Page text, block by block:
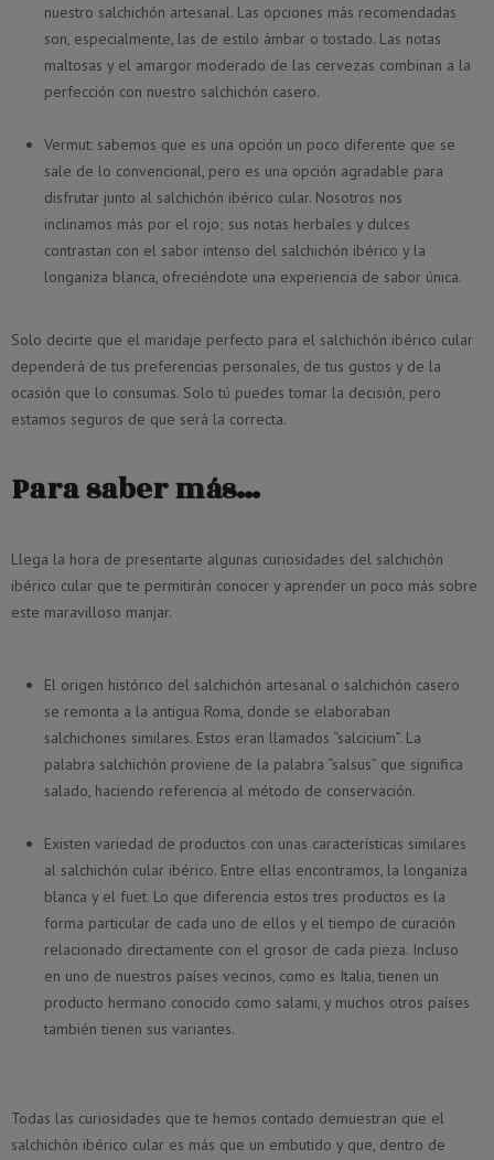
nuestro salchichón artesanal. Las opciones más recomendadas
son, especialmente, las de estilo ámbar o tostado. Las notas
maltosas y el amargor moderado de las cervezas combinan a la
perfección con nuestro salchichón casero.
Vermut: sabemos que es una opción un poco diferente que se
sale de lo convencional, pero es una opción agradable para
disfrutar junto al salchichón ibérico cular. Nosotros nos
inclinamos más por el rojo; sus notas herbales y dulces
contrastan con el sabor intenso del salchichón ibérico y la
longaniza blanca, ofreciéndote una experiencia de sabor única.
Solo decirte que el maridaje perfecto para el salchichón ibérico cular
dependerá de tus preferencias personales, de tus gustos y de la
ocasión que lo consumas. Solo tú puedes tomar la decisión, pero
estamos seguros de que será la correcta.
Para saber más…
Llega la hora de presentarte algunas curiosidades del salchichón
ibérico cular que te permitirán conocer y aprender un poco más sobre
este maravilloso manjar.
El origen histórico del salchichón artesanal o salchichón casero
se remonta a la antigua Roma, donde se elaboraban
salchichones similares. Estos eran llamados “salcicium”. La
palabra salchichón proviene de la palabra “salsus” que significa
salado, haciendo referencia al método de conservación.
Existen variedad de productos con unas características similares
al salchichón cular ibérico. Entre ellas encontramos, la longaniza
blanca y el fuet. Lo que diferencia estos tres productos es la
forma particular de cada uno de ellos y el tiempo de curación
relacionado directamente con el grosor de cada pieza. Incluso
en uno de nuestros países vecinos, como es Italia, tienen un
producto hermano conocido como salami, y muchos otros países
también tienen sus variantes.
Todas las curiosidades que te hemos contado demuestran que el
salchichón ibérico cular es más que un embutido y que, dentro de